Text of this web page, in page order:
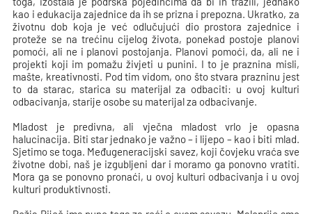
kao i edukacija zajednice da ih se prizna i prepozna. Ukratko, za
životnu dob koja je već odlučujući dio prostora zajednice i
proteže se na trećinu cijelog života, ponekad postoje planovi
pomoći, ali ne i planovi postojanja. Planovi pomoći, da, ali ne i
projekti koji im pomažu živjeti u punini. I to je praznina misli,
mašte, kreativnosti. Pod tim vidom, ono što stvara prazninu jest
to da starac, starica su materijal za odbaciti: u ovoj kulturi
odbacivanja, starije osobe su materijal za odbacivanje.
Mladost je predivna, ali vječna mladost vrlo je opasna
halucinacija. Biti star jednako je važno – i lijepo – kao i biti mlad.
Sjetimo se toga. Međugeneracijski savez, koji čovjeku vraća sve
životne dobi, naš je izgubljeni dar i moramo ga ponovno vratiti.
Mora ga se ponovno pronaći, u ovoj kulturi odbacivanja i u ovoj
kulturi produktivnosti.